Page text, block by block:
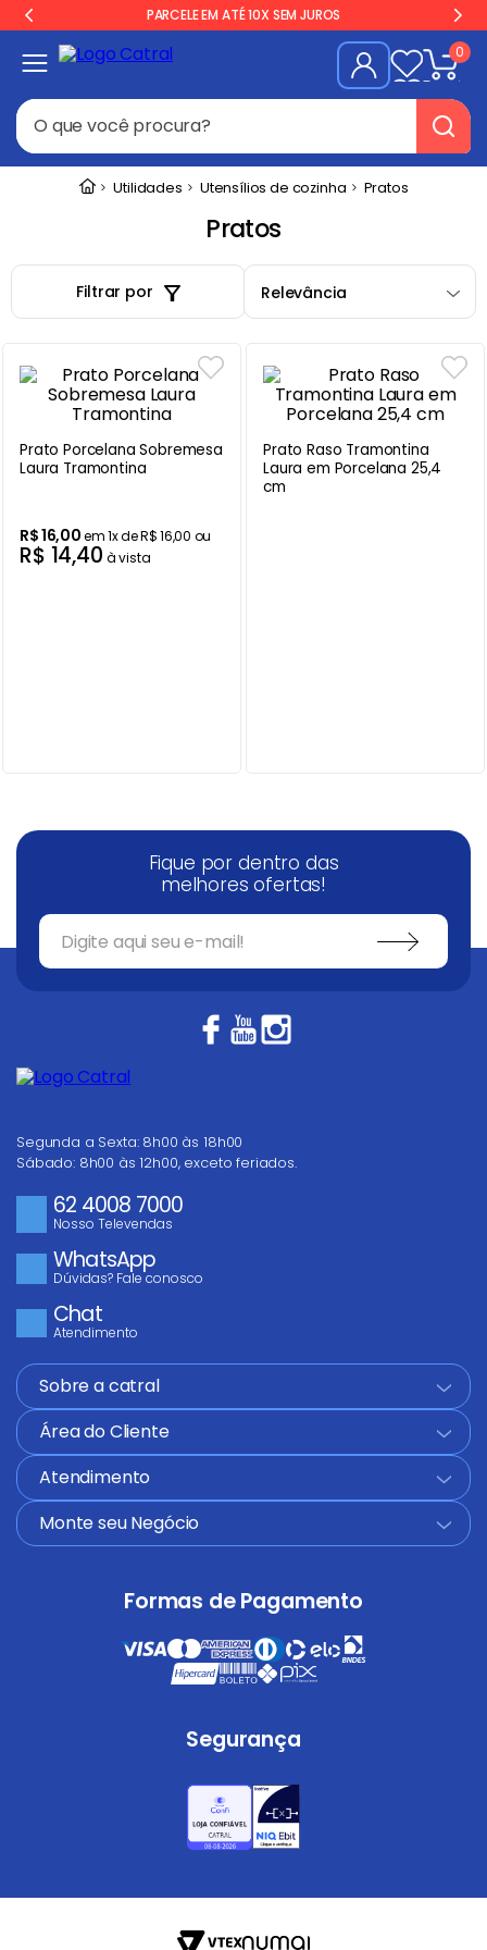
PARCELE EM ATÉ 10X SEM JUROS
0
O que você procura?
Utilidades Utensílios de cozinha Pratos
Pratos
Filtrar por Relevância
Prato Porcelana Sobremesa
Laura Tramontina
R$16,00em1x deR$16,00 ou
R$ 14,40 à vista
Prato Raso Tramontina
Laura em Porcelana 25,4
cm
Fique por dentro das
melhores ofertas!
Segunda a Sexta: 8h00 às 18h00
Sábado: 8h00 às 12h00, exceto feriados.
62 4008 7000
Nosso Televendas
WhatsApp
Dúvidas? Fale conosco
Chat
Atendimento
Sobre a catral
+
Área do Cliente
+
Atendimento
+
Monte seu Negócio
+
Formas de Pagamento
Segurança
Termos mais buscados
Balança
Fogão Industrial
Gelopar
7º Cervejeira
10º Balanças